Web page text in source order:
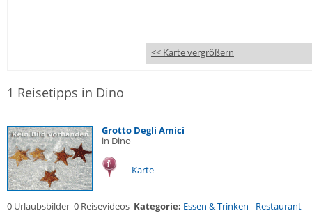
<< Karte vergrößern
1 Reisetipps in Dino
Grotto Degli Amici
in Dino
Karte
0 Urlaubsbilder 0 Reisevideos Kategorie: Essen & Trinken - Restaurant